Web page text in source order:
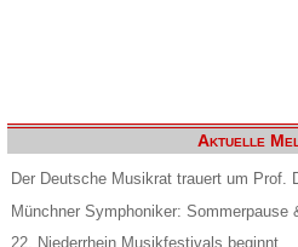
Aktuelle
Der Deutsche Musikrat trauert um Prof.
Münchner Symphoniker: Sommerpause
22. Niederrhein Musikfestivals beginnt